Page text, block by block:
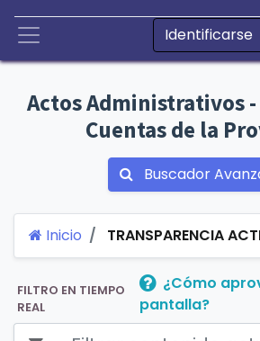
Identificarse
Actos Administrativos
Cuentas de la
Buscador
Inicio TRANSPARENCIA
FILTRO EN TIEMPO
REAL
¿Cómo
pantalla?